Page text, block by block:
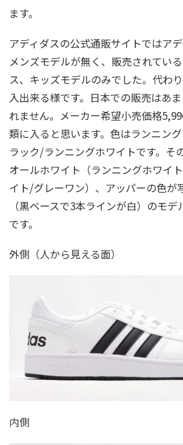
ます。
アディダスの公式通販サイトではア
メンズモデルが無く、販売されてい
ス、キッズモデルのみでした。代わ
入出来る様です。日本での販売はあ
れません。メーカー希望小売価格
類に入ると思います。色はランニン
ラック/ランニングホワイトです。そ
オールホワイト（ランニングホワイ
イト/グレーワン）、アッパーの色が
（黒ベースで3本ラインが白）のモ
です。
外側（人から見える面）
内側